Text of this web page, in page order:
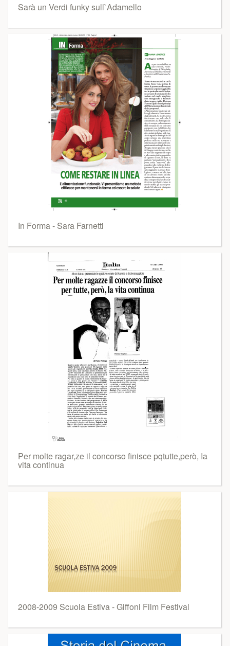
Sarà un Verdi funky sull`Adamello
In Forma - Sara Farnetti
Per molte ragar,ze il concorso finisce pqtutte,però, Ia
vita continua
2008-2009 Scuola Estiva - Giffoni Film Festival